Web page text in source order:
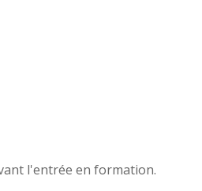
l'entrée en formation.